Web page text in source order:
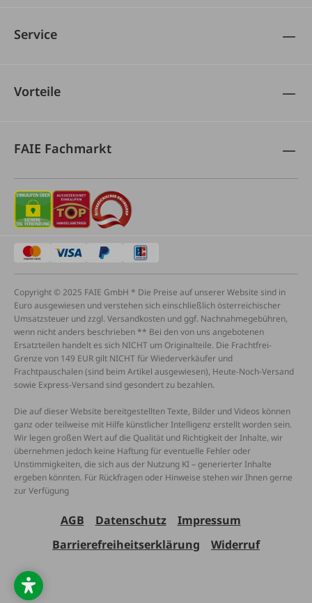
Service
Vorteile
FAIE Fachmarkt
Copyright © 2025 FAIE GmbH * Die Preise auf unserer Website sind in
Euro ausgewiesen und verstehen sich einschließlich österreichischer
Umsatzsteuer und zzgl. Versandkosten und ggf. Nachnahmegebühren,
wenn nicht anders beschrieben ** Bei den von uns angebotenen
Ersatzteilen handelt es sich NICHT um Originalteile. Die Frachtfrei-
Grenze von 149 EUR gilt NICHT für Wiederverkäufer und
Frachtpauschalen (sind beim Artikel ausgewiesen), Heute-Noch-Versand
sowie Express-Versand sind gesondert zu bezahlen.
Die auf dieser Website bereitgestellten Texte, Bilder und Videos können
ganz oder teilweise mit Hilfe künstlicher Intelligenz erstellt worden sein.
Wir legen großen Wert auf die Qualität und Richtigkeit der Inhalte, wir
übernehmen jedoch keine Haftung für eventuelle Fehler oder
Unstimmigkeiten, die sich aus der Nutzung KI – generierter Inhalte
ergeben könnten. Für Rückfragen oder Hinweise stehen wir Ihnen gerne
zur Verfügung
AGB Datenschutz
Impressum
Barrierefreiheitserklärung
Widerruf